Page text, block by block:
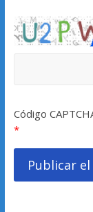
Código
*